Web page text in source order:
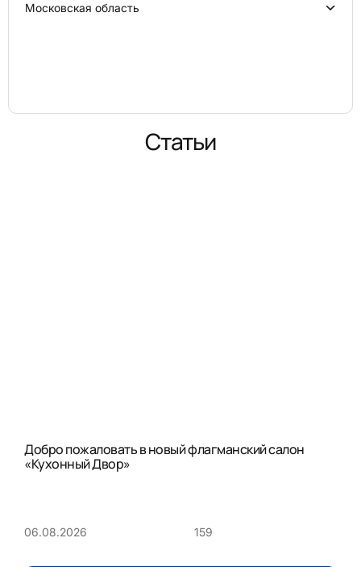
Московская область
Статьи
Добро пожаловать в новый флагманский салон
«Кухонный Двор»
06.08.2026 159